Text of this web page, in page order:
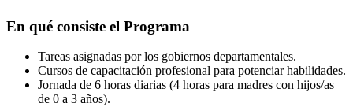
En qué consiste el Programa
Tareas asignadas por los gobiernos departamentales.
Cursos de capacitación profesional para potenciar habilidades.
Jornada de 6 horas diarias (4 horas para madres con hijos/as
de 0 a 3 años).